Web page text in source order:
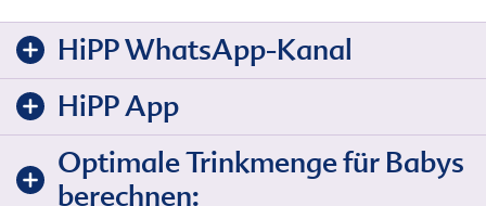
HiPP WhatsApp-Kanal
HiPP App
Optimale Trinkmenge für Babys
berechnen: